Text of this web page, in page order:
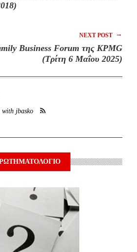
NEXT POST →
Business Forum της KPMG
(Τρίτη 6 Μαΐου 2025)
with jbasko